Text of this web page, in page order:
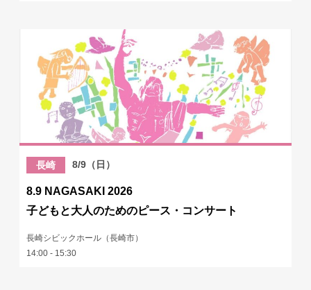
長崎 8/9（日）
8.9 NAGASAKI 2026
子どもと大人のためのピース・コンサート
長崎シビックホール（長崎市）
14:00 - 15:30